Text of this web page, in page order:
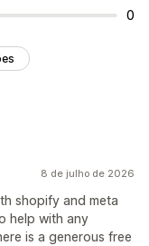
0
8 de julho de 2026
shopify and meta
help with any
is a generous free